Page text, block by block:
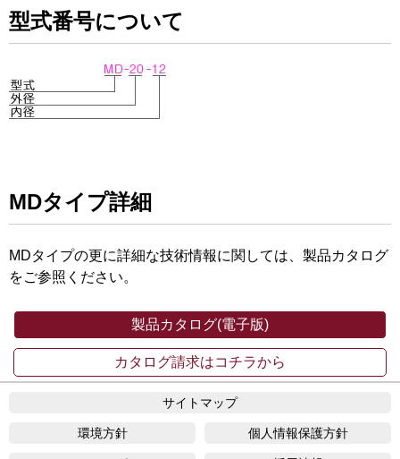
型式番号について
MDタイプ詳細
MDタイプの更に詳細な技術情報に関しては、製品カタログ
をご参照ください。
製品カタログ(電子版)
カタログ請求はコチラから
サイトマップ
環境方針 個人情報保護方針